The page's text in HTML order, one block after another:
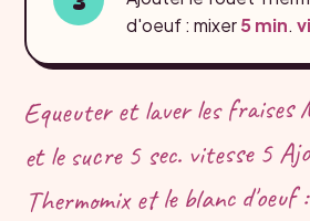
d'oeuf : mixer5 min.
Equeuter et laver les fraises
et le sucre 5 sec. vitesse 5
Thermomix et le blanc